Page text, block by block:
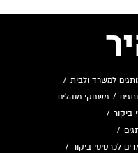
למשרד ולבית /
/ משחקי מנהלים
ביקור /
/
לכרטיסי ביקור /